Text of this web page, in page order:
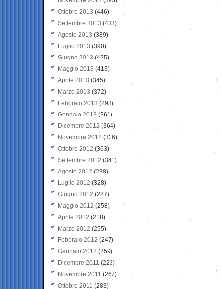
Ottobre 2013 (446)
Settembre 2013 (433)
Agosto 2013 (389)
Luglio 2013 (390)
Giugno 2013 (425)
Maggio 2013 (413)
Aprile 2013 (345)
Marzo 2013 (372)
Febbraio 2013 (293)
Gennaio 2013 (361)
Dicembre 2012 (364)
Novembre 2012 (336)
Ottobre 2012 (363)
Settembre 2012 (341)
Agosto 2012 (238)
Luglio 2012 (328)
Giugno 2012 (287)
Maggio 2012 (258)
Aprile 2012 (218)
Marzo 2012 (255)
Febbraio 2012 (247)
Gennaio 2012 (259)
Dicembre 2011 (223)
Novembre 2011 (267)
Ottobre 2011 (283)